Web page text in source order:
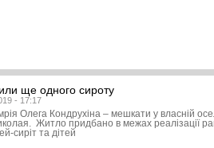
ще одного сироту
- 17:17
Олега Кондрухіна – мешкати у власній
Житло придбано в межах реалізації
сиріт та дітей